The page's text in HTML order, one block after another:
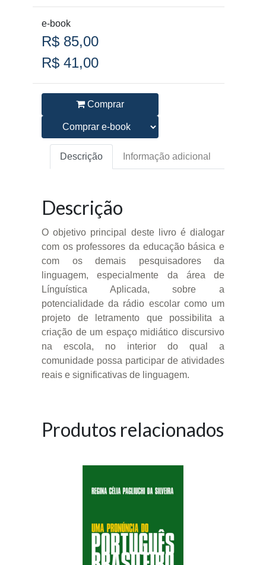
e-book
R$ 85,00
R$ 41,00
Comprar
Descrição Informação adicional
Descrição
O objetivo principal deste livro é dialogar
com os professores da educação básica e
com os demais pesquisadores da
linguagem, especialmente da área de
Línguística Aplicada, sobre a
potencialidade da rádio escolar como um
projeto de letramento que possibilita a
criação de um espaço midiático discursivo
na escola, no interior do qual a
comunidade possa participar de atividades
reais e significativas de linguagem.
Produtos relacionados